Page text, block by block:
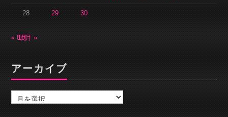
28 29 30
« 8月
10月 »
アーカイブ
カ